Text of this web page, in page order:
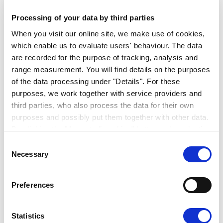
Processing of your data by third parties
When you visit our online site, we make use of cookies,
which enable us to evaluate users' behaviour. The data
are recorded for the purpose of tracking, analysis and
range measurement. You will find details on the purposes
of the data processing under "Details". For these
purposes, we work together with service providers and
third parties, who also process the data for their own
purposes and possibly put them together with other data.
By clicking the "Accept all cookies" button or by selecting
consent to the processing of your data for the purposes
in question. It is voluntary, is not necessary in order to
make use of the online site and can be revoked for the
future by clicking the "Revoke consent" button. You will
declaration
Selection
Necessary
Preferences
Statistics
Duales Studium BWL -
internationale Wirtschaftswissenschaften,